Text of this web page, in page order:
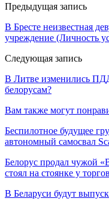
Предыдущая запись
В Бресте неизвестная
учреждение (Личность
Следующая запись
В Литве изменились
белорусам?
Вам также могут
Беспилотное будущее
автономный самосвал
Белорус продал чужой
стоял на стоянке у
В Беларуси будут